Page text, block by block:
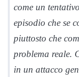
come un
episodio che se
piuttosto che
problema reale.
in un attacco